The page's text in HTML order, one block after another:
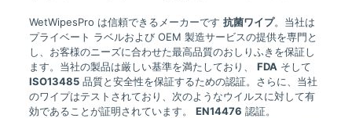
WetWipesPro は信頼できるメーカーです 抗菌ワイプ。当社は
プライベート ラベルおよび OEM 製造サービスの提供を専門と
し、お客様のニーズに合わせた最高品質のおしりふきを保証し
ます。当社の製品は厳しい基準を満たしており、 FDA そして
ISO13485 品質と安全性を保証するための認証。さらに、当社
のワイプはテストされており、次のようなウイルスに対して有
効であることが証明されています。 EN14476 認証。